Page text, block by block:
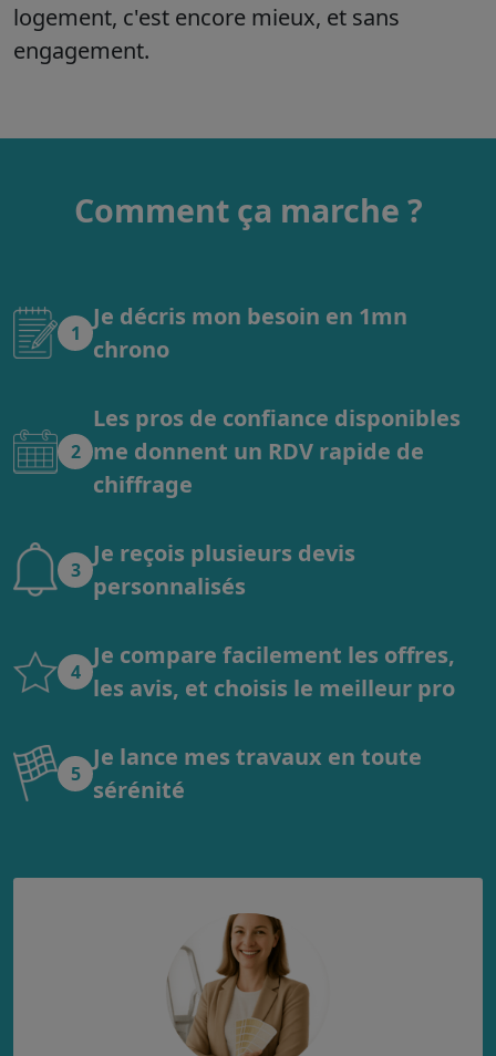
logement, c'est encore mieux, et sans
engagement.
Comment ça marche ?
1
Je décris mon besoin en 1mn
chrono
2
Les pros de confiance disponibles
me donnent un RDV rapide de
chiffrage
3
Je reçois plusieurs devis
personnalisés
4
Je compare facilement les offres,
les avis, et choisis le meilleur pro
5
Je lance mes travaux en toute
sérénité